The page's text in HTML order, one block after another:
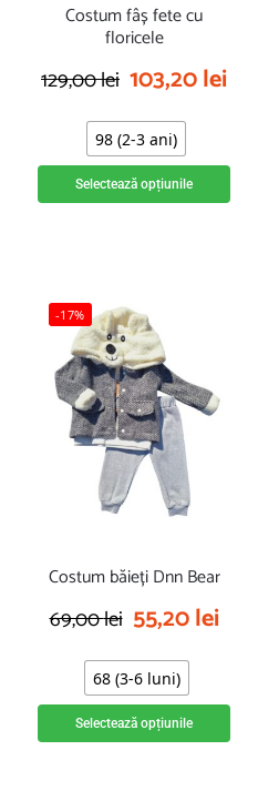
Costum fâș fete cu
floricele
129,00lei 103,20lei
98 (2-3 ani)
Selectează opțiunile
-17%
Costum băieți Dnn Bear
69,00lei 55,20lei
68 (3-6 luni)
Selectează opțiunile